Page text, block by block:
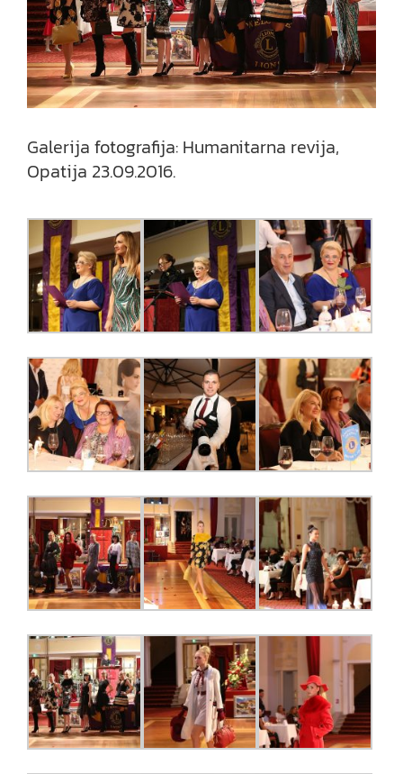
Galerija fotografija: Humanitarna revija,
Opatija 23.09.2016.